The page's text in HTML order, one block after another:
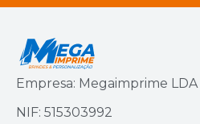
Empresa: Megaimprime LDA
NIF: 515303992